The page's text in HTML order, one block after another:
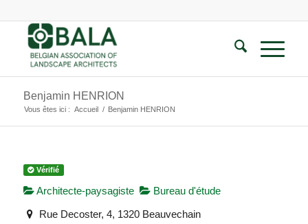
Benjamin HENRION
Vous êtes ici : Accueil / Benjamin HENRION
Vérifié
Architecte-paysagiste Bureau d'étude
Rue Decoster, 4, 1320 Beauvechain